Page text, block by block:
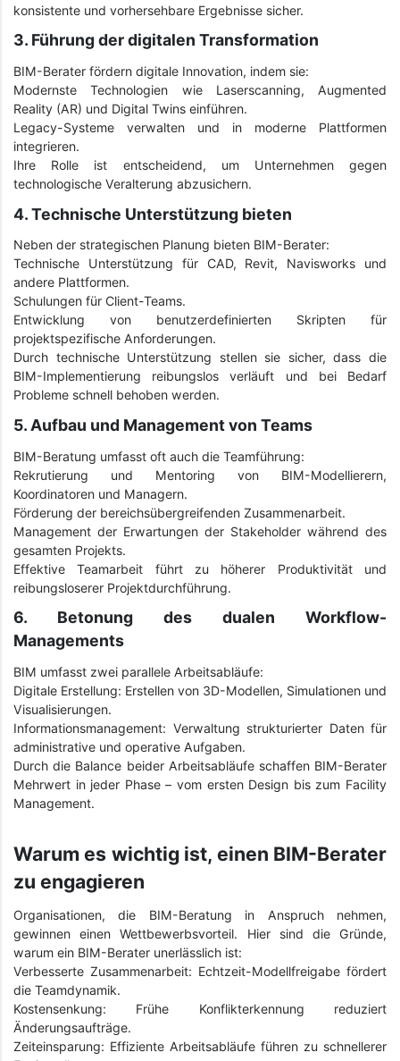
konsistente und vorhersehbare Ergebnisse sicher.
3. Führung der digitalen Transformation
BIM-Berater fördern digitale Innovation, indem sie:
Modernste Technologien wie Laserscanning, Augmented
Reality (AR) und Digital Twins einführen.
Legacy-Systeme verwalten und in moderne Plattformen
integrieren.
Ihre Rolle ist entscheidend, um Unternehmen gegen
technologische Veralterung abzusichern.
4. Technische Unterstützung bieten
Neben der strategischen Planung bieten BIM-Berater:
Technische Unterstützung für CAD, Revit, Navisworks und
andere Plattformen.
Schulungen für Client-Teams.
Entwicklung von benutzerdefinierten Skripten für
projektspezifische Anforderungen.
Durch technische Unterstützung stellen sie sicher, dass die
BIM-Implementierung reibungslos verläuft und bei Bedarf
Probleme schnell behoben werden.
5. Aufbau und Management von Teams
BIM-Beratung umfasst oft auch die Teamführung:
Rekrutierung und Mentoring von BIM-Modellierern,
Koordinatoren und Managern.
Förderung der bereichsübergreifenden Zusammenarbeit.
Management der Erwartungen der Stakeholder während des
gesamten Projekts.
Effektive Teamarbeit führt zu höherer Produktivität und
reibungsloserer Projektdurchführung.
6. Betonung des dualen Workflow-
Managements
BIM umfasst zwei parallele Arbeitsabläufe:
Digitale Erstellung: Erstellen von 3D-Modellen, Simulationen und
Visualisierungen.
Informationsmanagement: Verwaltung strukturierter Daten für
administrative und operative Aufgaben.
Durch die Balance beider Arbeitsabläufe schaffen BIM-Berater
Mehrwert in jeder Phase – vom ersten Design bis zum Facility
Management.
Warum es wichtig ist, einen BIM-Berater
zu engagieren
Organisationen, die BIM-Beratung in Anspruch nehmen,
gewinnen einen Wettbewerbsvorteil. Hier sind die Gründe,
warum ein BIM-Berater unerlässlich ist:
Verbesserte Zusammenarbeit: Echtzeit-Modellfreigabe fördert
die Teamdynamik.
Kostensenkung: Frühe Konflikterkennung reduziert
Änderungsaufträge.
Zeiteinsparung: Effiziente Arbeitsabläufe führen zu schnellerer